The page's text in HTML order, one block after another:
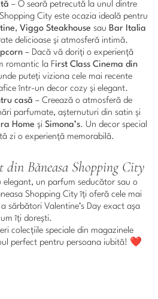
– O seară petrecută la unul dintre
City este ocazia ideală pentru
, Viggo Steakhouse sau Bar Italia
delicioase și atmosferă intimă.
– Dacă vă doriți o experiență
romantic la First Class Cinema din
puteți viziona cele mai recente
într-un decor cozy și elegant.
casă – Creează o atmosferă de
parfumate, așternuturi din satin și
Home și Simona’s. Un decor special
zi o experiență memorabilă.
din Băneasa Shopping City
elegant, un parfum seducător sau o
Shopping City îți oferă cele mai
sărbători Valentine’s Day exact așa
îți dorești.
colecțiile speciale din magazinele
perfect pentru persoana iubită! ❤️